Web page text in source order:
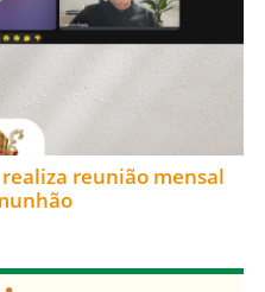
reunião mensal